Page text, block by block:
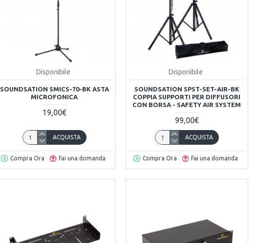
Disponibile
SOUNDSATION SMICS-70-BK ASTA
MICROFONICA
19,00€
ACQUISTA
Compra Ora Fai una domanda
Disponibile
SOUNDSATION SPST-SET-AIR-BK
COPPIA SUPPORTI PER DIFFUSORI
CON BORSA - SAFETY AIR SYSTEM
99,00€
ACQUISTA
Compra Ora Fai una domanda